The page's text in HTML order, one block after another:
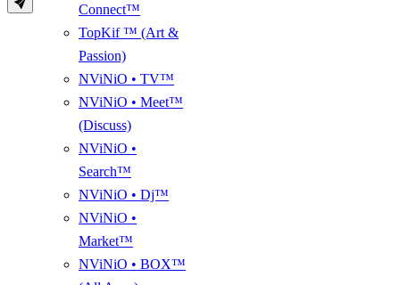
Connect™
TopKif ™ (Art &
Passion)
NViNiO • TV™
NViNiO • Meet™
(Discuss)
NViNiO •
Search™
NViNiO • Dj™
NViNiO •
Market™
NViNiO • BOX™